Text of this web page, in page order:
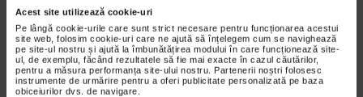
Acest site utilizează cookie-uri
Pe lângă cookie-urile care sunt strict necesare pentru funcționarea acestui
site web, folosim cookie-uri care ne ajută să înțelegem cum se navighează
pe site-ul nostru și ajută la îmbunătățirea modului în care funcționează site-
ul, de exemplu, făcând rezultatele să fie mai exacte în cazul căutărilor,
pentru a măsura performanța site-ului nostru. Partenerii noștri folosesc
instrumente de urmărire pentru a oferi publicitate personalizată pe baza
obiceiurilor dvs. de navigare.
Plătești 2, primești 3 Plătești 2, primești 3